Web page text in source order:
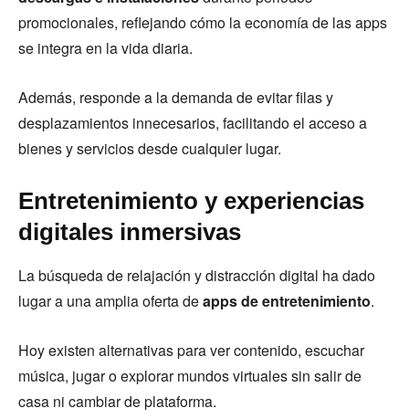
promocionales, reflejando cómo la economía de las apps
se integra en la vida diaria.
Además, responde a la demanda de evitar filas y
desplazamientos innecesarios, facilitando el acceso a
bienes y servicios desde cualquier lugar.
Entretenimiento y experiencias
digitales inmersivas
La búsqueda de relajación y distracción digital ha dado
lugar a una amplia oferta deapps de entretenimiento.
Hoy existen alternativas para ver contenido, escuchar
música, jugar o explorar mundos virtuales sin salir de
casa ni cambiar de plataforma.